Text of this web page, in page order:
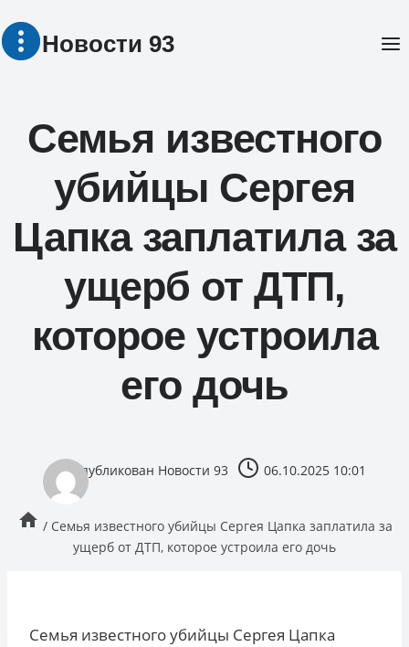
Перейти
Новости 93
Семья известного
убийцы Сергея
Цапка заплатила за
ущерб от ДТП,
которое устроила
его дочь
опубликован Новости 93 06.10.2025 10:01
/ Семья известного убийцы Сергея Цапка заплатила за
ущерб от ДТП, которое устроила его дочь
Семья известного убийцы Сергея Цапка